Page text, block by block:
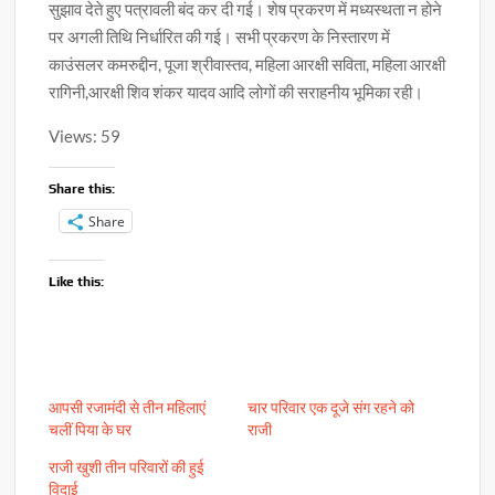
सुझाव देते हुए पत्रावली बंद कर दी गई। शेष प्रकरण में मध्यस्थता न होने
पर अगली तिथि निर्धारित की गई। सभी प्रकरण के निस्तारण में
काउंसलर कमरुद्दीन, पूजा श्रीवास्तव, महिला आरक्षी सविता, महिला आरक्षी
रागिनी,आरक्षी शिव शंकर यादव आदि लोगों की सराहनीय भूमिका रही।
Views: 59
Share this:
Share
Like this:
आपसी रजामंदी से तीन महिलाएं
चलीं पिया के घर
चार परिवार एक दूजे संग रहने को
राजी
राजी खुशी तीन परिवारों की हुई
विदाई